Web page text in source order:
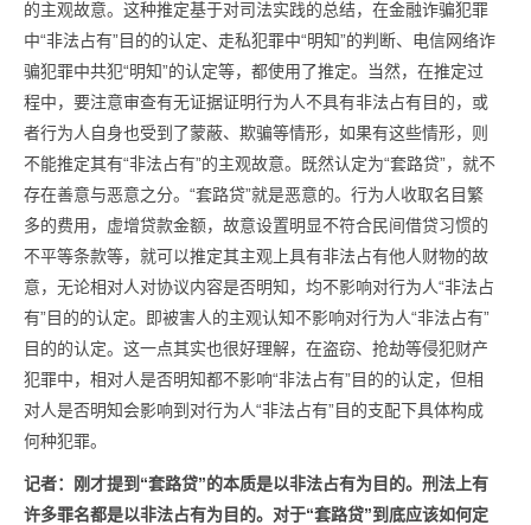
的主观故意。这种推定基于对司法实践的总结，在金融诈骗犯罪
中“非法占有”目的的认定、走私犯罪中“明知”的判断、电信网络诈
骗犯罪中共犯“明知”的认定等，都使用了推定。当然，在推定过
程中，要注意审查有无证据证明行为人不具有非法占有目的，或
者行为人自身也受到了蒙蔽、欺骗等情形，如果有这些情形，则
不能推定其有“非法占有”的主观故意。既然认定为“套路贷”，就不
存在善意与恶意之分。“套路贷”就是恶意的。行为人收取名目繁
多的费用，虚增贷款金额，故意设置明显不符合民间借贷习惯的
不平等条款等，就可以推定其主观上具有非法占有他人财物的故
意，无论相对人对协议内容是否明知，均不影响对行为人“非法占
有”目的的认定。即被害人的主观认知不影响对行为人“非法占有”
目的的认定。这一点其实也很好理解，在盗窃、抢劫等侵犯财产
犯罪中，相对人是否明知都不影响“非法占有”目的的认定，但相
对人是否明知会影响到对行为人“非法占有”目的支配下具体构成
何种犯罪。
记者： 刚才提到“套路贷”的本质是以非法占有为目的。 刑法上有
许多罪名都是以非法占有为目的。对于“套路贷”到底应该如何定